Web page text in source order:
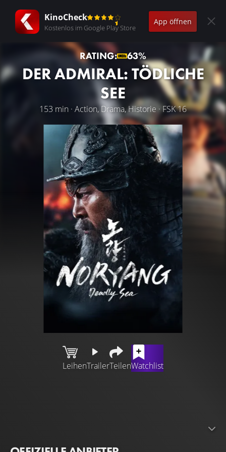
KinoCheck
Kostenlos im Google Play Store
App öffnen
RATING: 63%
DER ADMIRAL: TÖDLICHE
SEE
153 min · Action, Drama, Historie · FSK 16
LeihenTrailerTeilenWatchlist
Sun-shin konnte die japanische Streitmacht